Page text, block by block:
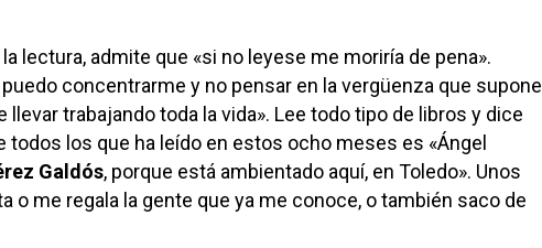
lectura, admite que «si no leyese me moriría de pena».
concentrarme y no pensar en la vergüenza que supone
llevar trabajando toda la vida». Lee todo tipo de libros y dice
todos los que ha leído en estos ocho meses es «Ángel
Galdós, porque está ambientado aquí, en Toledo». Unos
o me regala la gente que ya me conoce, o también saco de